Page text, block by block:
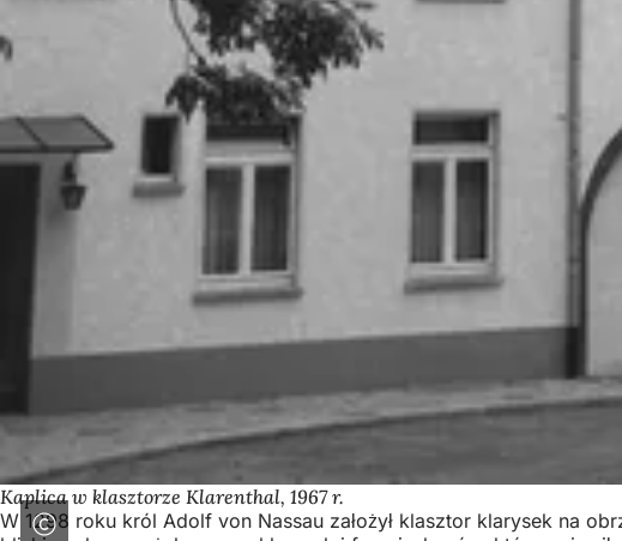
Kaplica w klasztorze Klarenthal, 1967 r.
W 1298 roku król Adolf von Nassau założył klasztor klarysek na